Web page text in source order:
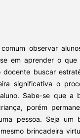
observar
em aprender o que
docente buscar
significativa o
Sabe-se que a
porém
pessoa. Seja um
brincadeira